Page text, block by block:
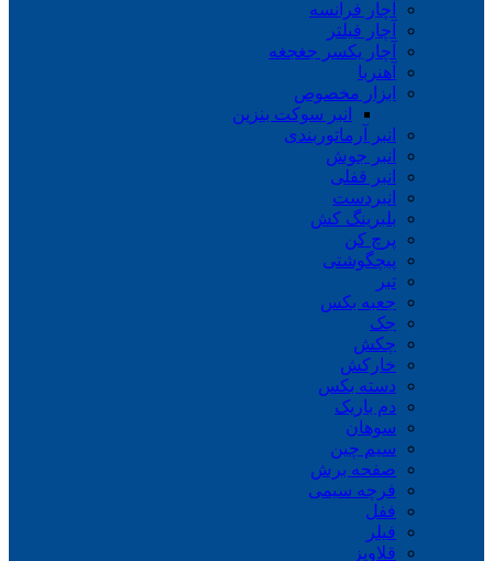
آچار فرانسه
آچار فیلتر
آچار یکسر جغجغه
آهنربا
ابزار مخصوص
انبر سوکت بنزین
انبر آرماتوربندی
انبر جوش
انبر قفلی
انبردست
بلبرینگ کش
پرچ کن
پیچگوشتی
تبر
جعبه بکس
جک
چکش
خارکش
دسته بکس
دم باریک
سوهان
سیم چین
صفحه برش
فرچه سیمی
ففل
فیلر
قلاویز